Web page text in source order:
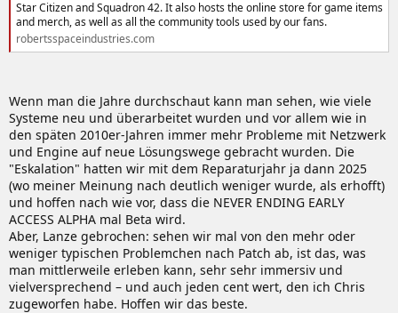
Star Citizen and Squadron 42. It also hosts the online store for game items
and merch, as well as all the community tools used by our fans.
robertsspaceindustries.com
Wenn man die Jahre durchschaut kann man sehen, wie viele
Systeme neu und überarbeitet wurden und vor allem wie in
den späten 2010er-Jahren immer mehr Probleme mit Netzwerk
und Engine auf neue Lösungswege gebracht wurden. Die
"Eskalation" hatten wir mit dem Reparaturjahr ja dann 2025
(wo meiner Meinung nach deutlich weniger wurde, als erhofft)
und hoffen nach wie vor, dass die NEVER ENDING EARLY
ACCESS ALPHA mal Beta wird.
Aber, Lanze gebrochen: sehen wir mal von den mehr oder
weniger typischen Problemchen nach Patch ab, ist das, was
man mittlerweile erleben kann, sehr sehr immersiv und
vielversprechend – und auch jeden cent wert, den ich Chris
zugeworfen habe. Hoffen wir das beste.